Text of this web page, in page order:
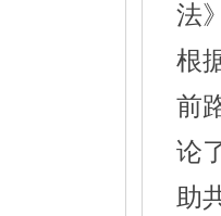
法
根
前
论
助